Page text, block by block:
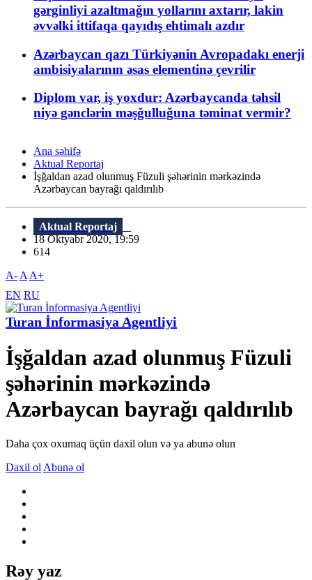
gərginliyi azaltmağın yollarını axtarır, lakin
əvvəlki ittifaqa qayıdış ehtimalı azdır
Azərbaycan qazı Türkiyənin Avropadakı enerji
ambisiyalarının əsas elementinə çevrilir
Diplom var, iş yoxdur: Azərbaycanda təhsil
niyə gənclərin məşğulluğuna təminat vermir?
Ana səhifə
Aktual Reportaj
İşğaldan azad olunmuş Füzuli şəhərinin mərkəzində
Azərbaycan bayrağı qaldırılıb
Aktual Reportaj
18 Oktyabr 2020, 19:59
614
A- A A+
EN RU
Turan İnformasiya Agentliyi
İşğaldan azad olunmuş Füzuli
şəhərinin mərkəzində
Azərbaycan bayrağı qaldırılıb
Daha çox oxumaq üçün daxil olun və ya abunə olun
Daxil ol Abunə ol
Rəy yaz